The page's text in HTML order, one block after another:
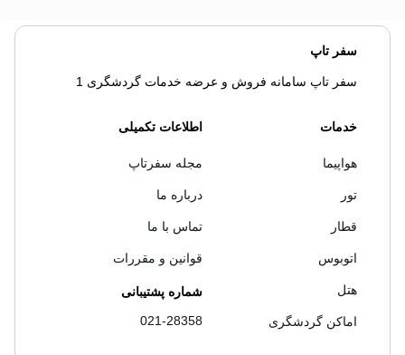
سفر تاپ
سفر تاپ سامانه فروش و عرضه خدمات گردشگری 1
خدمات
هواپیما
تور
قطار
اتوبوس
هتل
اماکن گردشگری
اطلاعات تکمیلی
مجله سفرتاپ
درباره ما
تماس با ما
قوانین و مقررات
شماره پشتیبانی
021-28358